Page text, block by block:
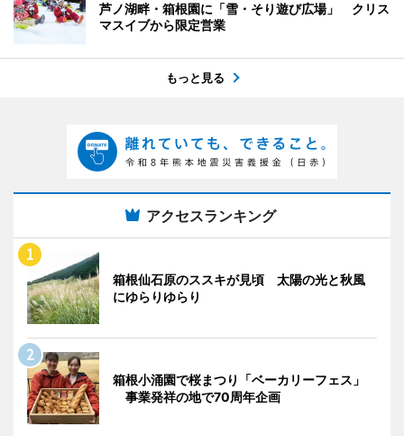
芦ノ湖畔・箱根園に「雪・そり遊び広場」 クリス
マスイブから限定営業
もっと見る
アクセスランキング
箱根仙石原のススキが見頃 太陽の光と秋風
にゆらりゆらり
箱根小涌園で桜まつり「ベーカリーフェス」
事業発祥の地で70周年企画